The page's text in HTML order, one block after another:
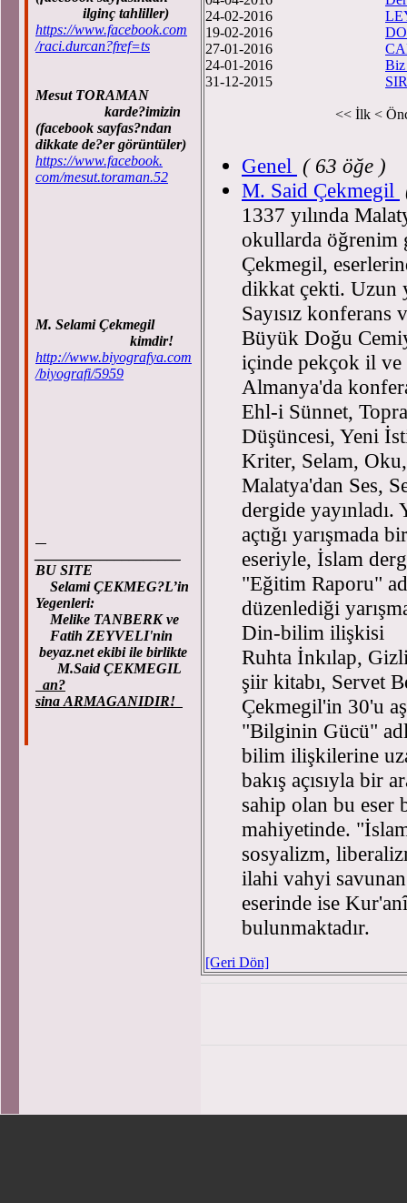
ilginç tahliller)
https://www.facebook.com
/raci.durcan?fref=ts
Mesut TORAMAN
karde?imizin
(facebook sayfas?ndan
dikkate de?er görüntüler)
https://www.facebook.
com/mesut.toraman.52
M. Selami Çekmegil
kimdir!
http://www.biyografya.com
/biyografi/5959
BU SITE
Selami ÇEKMEG?L’in
Yegenleri:
Melike TANBERK ve
Fatih ZEYVELI'nin
beyaz.net ekibi ile birlikte
M.Said ÇEKMEGIL
an?
sina ARMAGANIDIR!
24-02-2016
19-02-2016
27-01-2016
24-01-2016
Biz
31-12-2015
<< İlk <
Genel ( 63 öğe )
M. Said Çekmegil
1337 yılında
okullarda öğrenim
Çekmegil,
dikkat çekti. Uzun
Sayısız konferans
Büyük Doğu
içinde pekçok il ve
Almanya'da
Ehl-i Sünnet,
Düşüncesi, Yeni
Kriter, Selam,
Malatya'dan Ses,
dergide
açtığı yarışmada
eseriyle, İslam
"Eğitim Raporu"
düzenlediği
Din-bilim ilişkisi
Ruhta İnkılap,
şiir kitabı, Servet
Çekmegil'in 30'u
"Bilginin Gücü"
bilim ilişkilerine
bakış açısıyla bir
sahip olan bu eser
mahiyetinde.
sosyalizm,
ilahi vahyi
eserinde ise
bulunmaktadır.
[Geri Dön]